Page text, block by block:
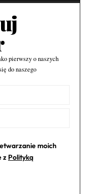
pierwszy o naszych
do naszego
moich
z Polityką